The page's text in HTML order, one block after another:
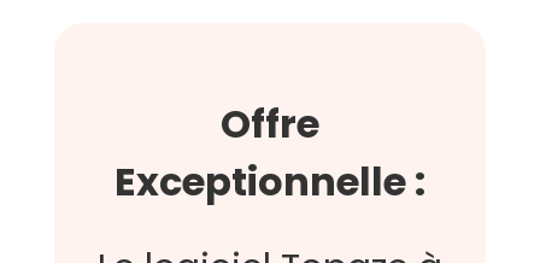
Offre
Exceptionnelle :